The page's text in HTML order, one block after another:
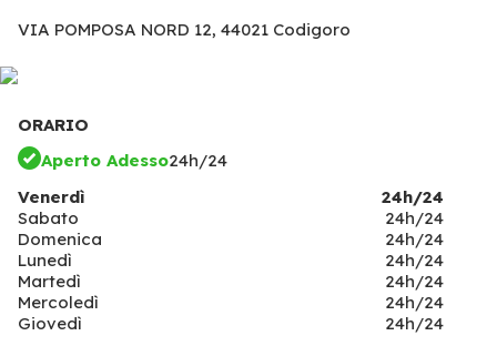
VIA POMPOSA NORD 12, 44021 Codigoro
ORARIO
Aperto Adesso24h/24
Venerdì
24h/24
Sabato
24h/24
Domenica
24h/24
Lunedì
24h/24
Martedì
24h/24
Mercoledì
24h/24
Giovedì
24h/24